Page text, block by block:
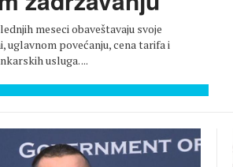
meseci obaveštavaju svoje
uglavnom povećanju, cena tarifa i
usluga. ...